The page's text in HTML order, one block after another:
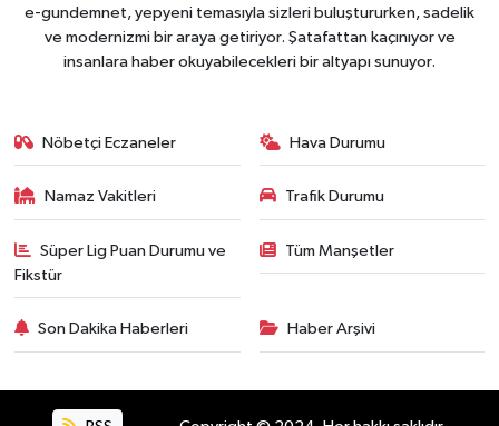
e-gundemnet, yepyeni temasıyla sizleri buluştururken, sadelik
ve modernizmi bir araya getiriyor. Şatafattan kaçınıyor ve
insanlara haber okuyabilecekleri bir altyapı sunuyor.
Nöbetçi Eczaneler Hava Durumu
Namaz Vakitleri Trafik Durumu
Süper Lig Puan Durumu ve
Fikstür
Tüm Manşetler
Son Dakika Haberleri Haber Arşivi